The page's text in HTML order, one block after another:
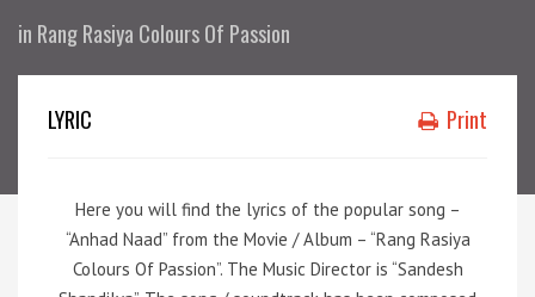
in Rang Rasiya Colours Of Passion
LYRIC Print
Here you will find the lyrics of the popular song –
“Anhad Naad” from the Movie / Album – “Rang Rasiya
Colours Of Passion”. The Music Director is “Sandesh